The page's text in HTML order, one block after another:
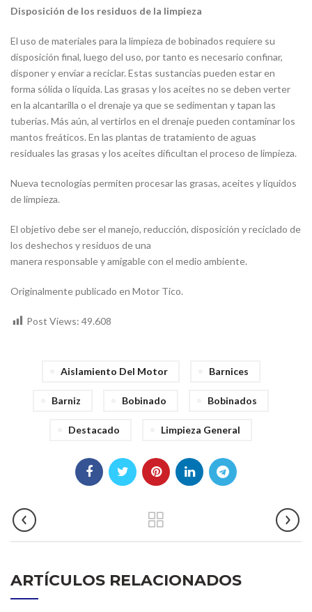
Disposición de los residuos de la limpieza
El uso de materiales para la limpieza de bobinados requiere su
disposición final, luego del uso, por tanto es necesario confinar,
disponer y enviar a reciclar. Estas sustancias pueden estar en
forma sólida o líquida. Las grasas y los aceites no se deben verter
en la alcantarilla o el drenaje ya que se sedimentan y tapan las
tuberías. Más aún, al vertirlos en el drenaje pueden contaminar los
mantos freáticos. En las plantas de tratamiento de aguas
residuales las grasas y los aceites dificultan el proceso de limpieza.
Nueva tecnologías permiten procesar las grasas, aceites y líquidos
de limpieza.
El objetivo debe ser el manejo, reducción, disposición y reciclado de
los deshechos y residuos de una
manera responsable y amigable con el medio ambiente.
Originalmente publicado en Motor Tico.
Post Views: 49.608
Aislamiento Del Motor Barnices
Barniz Bobinado Bobinados
Destacado Limpieza General
ARTÍCULOS RELACIONADOS